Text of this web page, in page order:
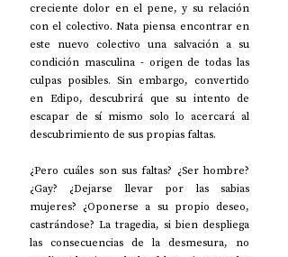
creciente dolor en el pene, y su relación
con el colectivo. Nata piensa encontrar en
este nuevo colectivo una salvación a su
condición masculina - origen de todas las
culpas posibles. Sin embargo, convertido
en Edipo, descubrirá que su intento de
escapar de sí mismo solo lo acercará al
descubrimiento de sus propias faltas.
¿Pero cuáles son sus faltas? ¿Ser hombre?
¿Gay? ¿Dejarse llevar por las sabias
mujeres? ¿Oponerse a su propio deseo,
castrándose? La tragedia, si bien despliega
las consecuencias de la desmesura, no